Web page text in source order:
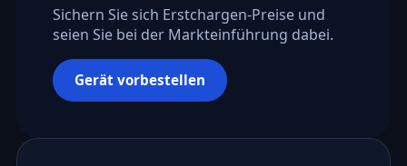
Sichern Sie sich Erstchargen-Preise und
seien Sie bei der Markteinführung dabei.
Gerät vorbestellen